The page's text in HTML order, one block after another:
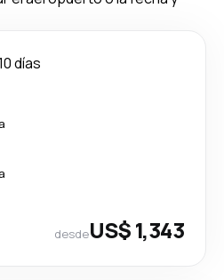
días
desdeUS$ 1,343